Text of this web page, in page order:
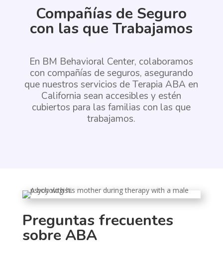
Compañías de Seguro
con las que Trabajamos
En BM Behavioral Center, colaboramos
con compañías de seguros, asegurando
que nuestros servicios deTerapia ABA en
Californiasean accesibles y estén
cubiertos para las familias con las que
trabajamos.
Preguntas frecuentes
sobre ABA